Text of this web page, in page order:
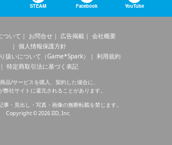
STEAM Facebook YouTube
ついて お問合せ 広告掲載
会社概要
個人情報保護方針
扱いについて（Game*Spark）
利用規約
特定商取引法に基づく表記
品/サービスを購入、契約した場合に、
弊社サイトに還元されることがあります。
事・見出し・写真・画像の無断転載を禁じます。
Copyright © 2026 IID, Inc.